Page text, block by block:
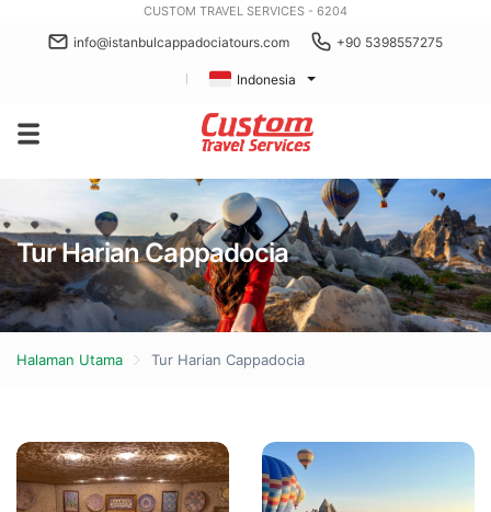
CUSTOM TRAVEL SERVICES - 6204
info@istanbulcappadociatours.com +90 5398557275
Indonesia
Tur Harian Cappadocia
Halaman Utama Tur Harian Cappadocia